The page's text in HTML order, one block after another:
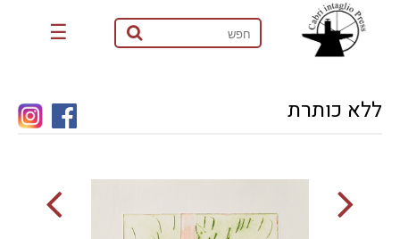
☰
ללא כותרת